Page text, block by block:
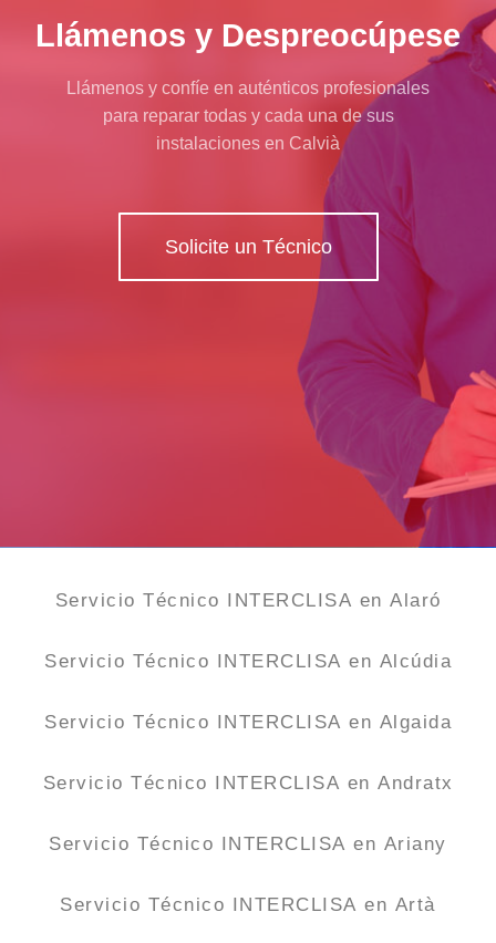
Llámenos y Despreocúpese
Llámenos y confíe en auténticos profesionales
para reparar todas y cada una de sus
instalaciones en Calvià
Solicite un Técnico
Servicio Técnico INTERCLISA en Alaró
Servicio Técnico INTERCLISA en Alcúdia
Servicio Técnico INTERCLISA en Algaida
Servicio Técnico INTERCLISA en Andratx
Servicio Técnico INTERCLISA en Ariany
Servicio Técnico INTERCLISA en Artà